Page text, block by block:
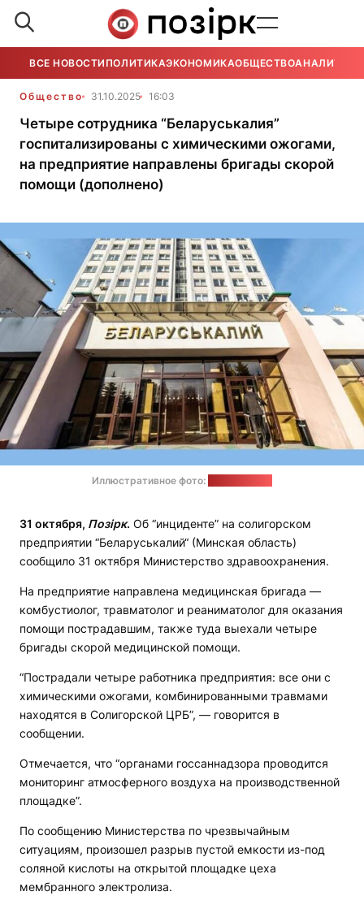
ВСЕ НОВОСТИ ПОЛИТИКАЭКОНОМИКАОБЩЕСТВОАНАЛИТИКА
Общество 31.10.2025 16:03
Четыре сотрудника “Беларуськалия”
госпитализированы с химическими ожогами,
на предприятие направлены бригады скорой
помощи (дополнено)
Иллюстративное фото:
31 октября, Позірк. Об “инциденте” на солигорском
предприятии “Беларуськалий“ (Минская область)
сообщило 31 октября Министерство здравоохранения.
На предприятие направлена медицинская бригада —
комбустиолог, травматолог и реаниматолог для оказания
помощи пострадавшим, также туда выехали четыре
бригады скорой медицинской помощи.
“Пострадали четыре работника предприятия: все они с
химическими ожогами, комбинированными травмами
находятся в Солигорской ЦРБ”, — говорится в
сообщении.
Отмечается, что “органами госсаннадзора проводится
мониторинг атмосферного воздуха на производственной
площадке”.
По сообщению Министерства по чрезвычайным
ситуациям, произошел разрыв пустой емкости из-под
соляной кислоты на открытой площадке цеха
мембранного электролиза.